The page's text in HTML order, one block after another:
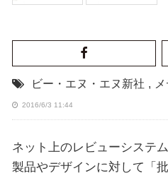
ビー・エヌ・エヌ新社 ,
2016/6/3 11:44
ネット上のレビューシステ
製品やデザインに対して「